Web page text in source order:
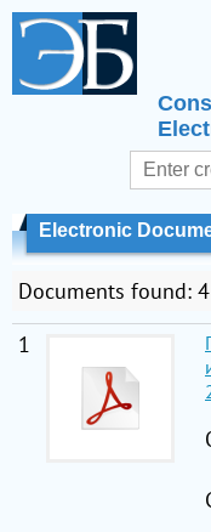
Electronic
Documents found: 4
1